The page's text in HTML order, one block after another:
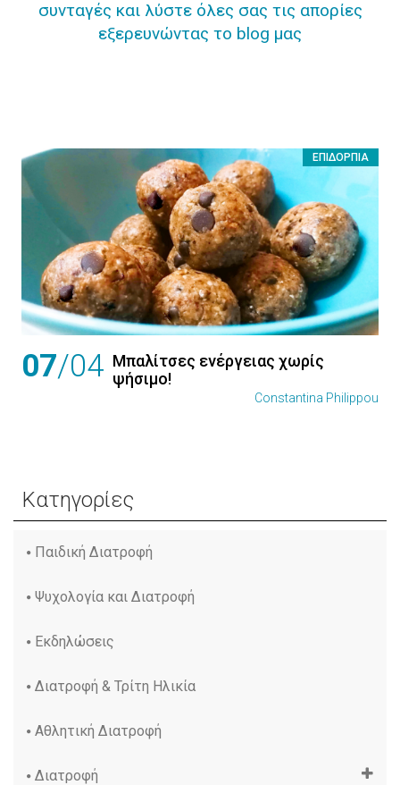
συνταγές και λύστε όλες σας τις απορίες
εξερευνώντας το blog μας
ΕΠΙΔΌΡΠΙΑ
07/04 Μπαλίτσες ενέργειας χωρίς
ψήσιμο!
Constantina Philippou
Κατηγορίες
Παιδική Διατροφή
Ψυχολογία και Διατροφή
Εκδηλώσεις
Διατροφή & Τρίτη Ηλικία
Αθλητική Διατροφή
Διατροφή